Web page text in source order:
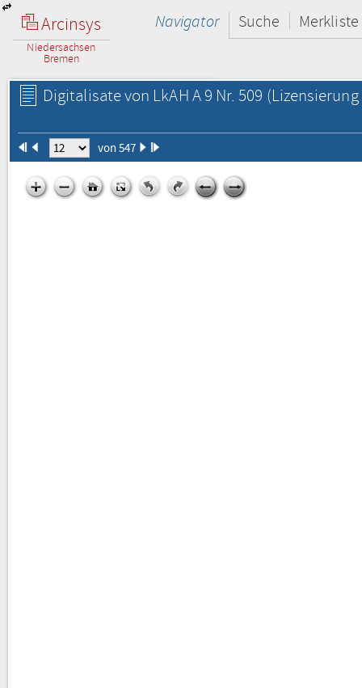
Arcinsys
Niedersachsen
Bremen
Navigator Suche Merkliste
Digitalisate von LkAH A 9 Nr. 509
von 547